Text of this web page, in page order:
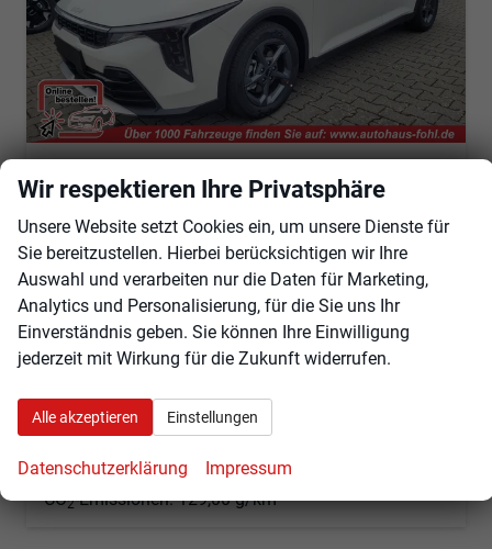
Kia K4
Vision 1.0 +NAVI+SHZ+ACA+LED+KAMERA
Fahrzeugnr. 103252 Getriebe Schaltgetriebe
Kraftstoff Benzin Außenfarbe
Weiß
Leistung 85 kW (116 PS) Kilometerstand 20 km
01.04.2026
27.950,– €
incl. 19% MwSt.
Verbrauch kombiniert:
CO -Klasse: D
CO2-Emissionen:129,00 g/km
Wir respektieren Ihre Privatsphäre
Unsere Website setzt Cookies ein, um unsere Dienste für
Sie bereitzustellen. Hierbei berücksichtigen wir Ihre
Auswahl und verarbeiten nur die Daten für Marketing,
Analytics und Personalisierung, für die Sie uns Ihr
Einverständnis geben. Sie können Ihre Einwilligung
jederzeit mit Wirkung für die Zukunft widerrufen.
Alle akzeptieren Einstellungen
Datenschutzerklärung Impressum